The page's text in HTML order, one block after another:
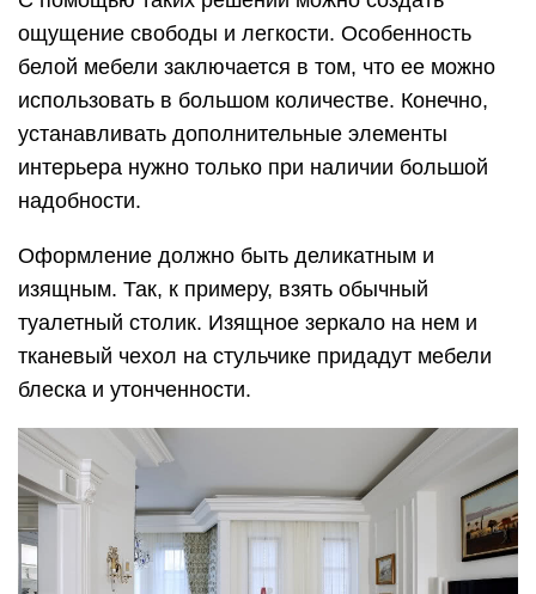
ощущение свободы и легкости. Особенность
белой мебели заключается в том, что ее можно
использовать в большом количестве. Конечно,
устанавливать дополнительные элементы
интерьера нужно только при наличии большой
надобности.
Оформление должно быть деликатным и
изящным. Так, к примеру, взять обычный
туалетный столик. Изящное зеркало на нем и
тканевый чехол на стульчике придадут мебели
блеска и утонченности.